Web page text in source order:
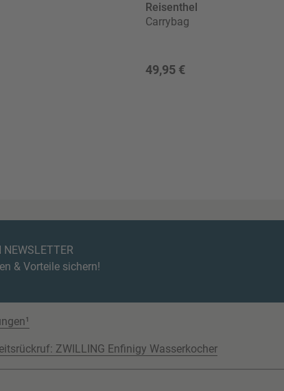
Reisenthel
Carrybag
49,95 €
NEWSLETTER
& Vorteile sichern!
ZWILLING Enfinigy Wasserkocher